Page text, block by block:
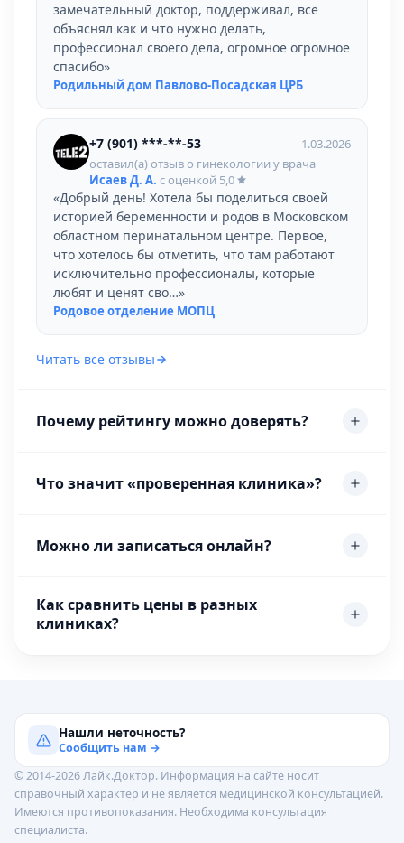
замечательный доктор, поддерживал, всё
объяснял как и что нужно делать,
профессионал своего дела, огромное огромное
спасибо»
Родильный дом Павлово-Посадская ЦРБ
+7 (901) ***-**-53
1.03.2026
оставил(а) отзыв о гинекологии у врача
Исаев Д. А. с оценкой 5,0
«Добрый день! Хотела бы поделиться своей
историей беременности и родов в Московском
областном перинатальном центре. Первое,
что хотелось бы отметить, что там работают
исключительно профессионалы, которые
любят и ценят сво…»
Родовое отделение МОПЦ
Читать все отзывы
Почему рейтингу можно доверять?
Что значит «проверенная клиника»?
Можно ли записаться онлайн?
Как сравнить цены в разных
клиниках?
Нашли неточность?
Сообщить нам →
© 2014-2026 Лайк.Доктор. Информация на сайте носит
справочный характер и не является медицинской консультацией.
Имеются противопоказания. Необходима консультация
специалиста.